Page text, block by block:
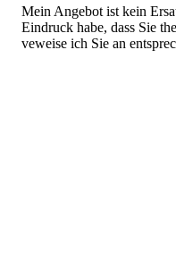
Mein Angebot ist kein
Eindruck habe, dass Sie
veweise ich Sie an